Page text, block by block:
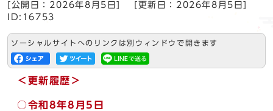
[公開日：2026年8月5日]
[更新日：2026年8月5日]
ID:16753
ソーシャルサイトへのリンクは別ウィンドウで開きます
＜更新履歴＞
○令和8年8月5日